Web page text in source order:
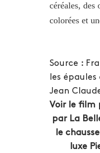
céréales, des
colorées et
Source :
les épaules
Jean
Voir le film
par La
le
luxe